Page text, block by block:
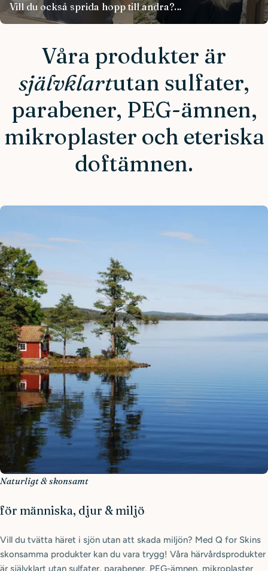
Vill du också sprida hopp till andra?
Hör av dig till oss!
Våra produkter är
självklartutan sulfater,
parabener, PEG-ämnen,
mikroplaster och eteriska
doftämnen.
Naturligt & skonsamt
för människa, djur & miljö
Vill du tvätta häret i sjön utan att skada miljön? Med Q for Skins
skonsamma produkter kan du vara trygg! Våra härvårdsprodukter
är självklart utan sulfater, parabener, PEG-ämnen, mikroplaster